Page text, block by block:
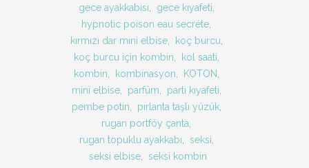
gece ayakkabısı
gece kıyafeti
hypnotic poison eau secréte
kırmızı dar mini elbise, koç burcu
koç burcu için kombin
kol saati
kombin
kombinasyon KOTON
mini elbise, parfüm parti kıyafeti
pembe potin
pırlanta taşlı yüzük,
rugan portföy çanta
rugan topuklu ayakkabı
seksi
seksi elbise, seksi kombin